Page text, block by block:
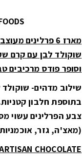
מארז 6 פרלינים
שוקולד לבן עם קרם
וסופר פודס מרכיבים טבעיים
שילוב מדהים-
בתוספת חלבון
צבע הפרלינים עשוי
(מאצ'ה, גזר,
CHOCOLATE